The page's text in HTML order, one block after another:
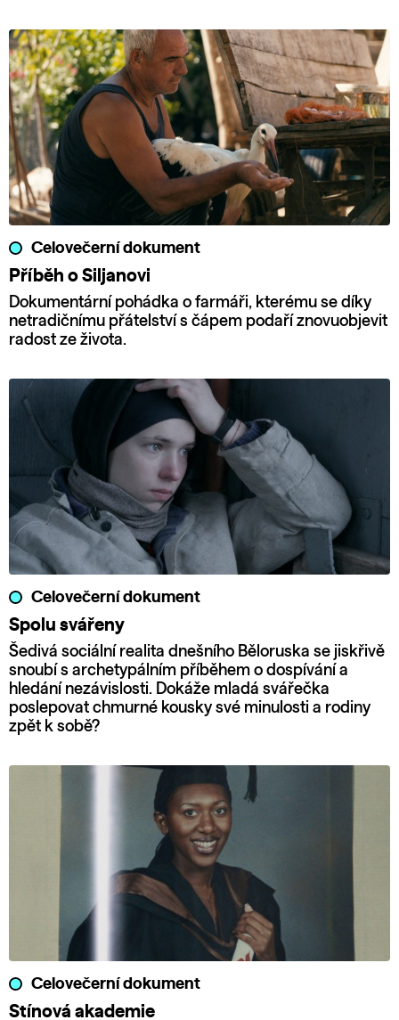
Celovečerní dokument
Příběh o Siljanovi
Dokumentární pohádka o farmáři, kterému se díky
netradičnímu přátelství s čápem podaří znovuobjevit
radost ze života.
Celovečerní dokument
Spolu svářeny
Šedivá sociální realita dnešního Běloruska se jiskřivě
snoubí s archetypálním příběhem o dospívání a
hledání nezávislosti. Dokáže mladá svářečka
poslepovat chmurné kousky své minulosti a rodiny
zpět k sobě?
Celovečerní dokument
Stínová akademie